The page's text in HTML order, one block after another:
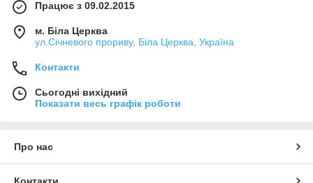
Працює з 09.02.2015
м. Біла Церква
ул.Січневого прориву, Біла Церква, Україна
Контакти
Сьогодні вихідний
Показати весь графік роботи
Про нас